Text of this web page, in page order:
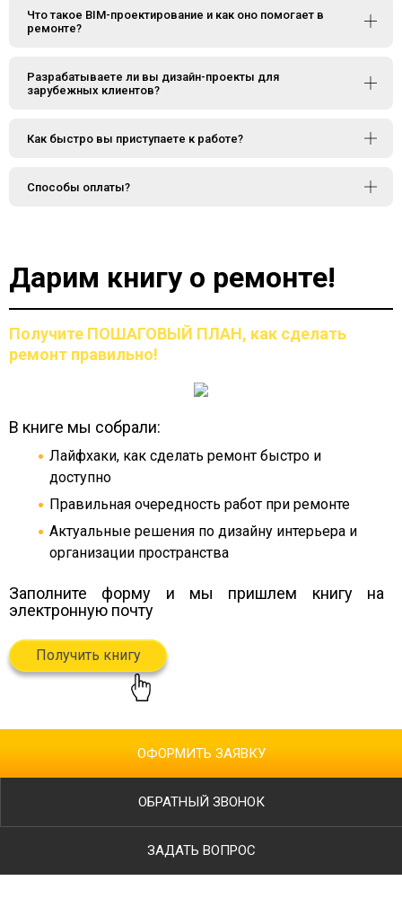
Что такое BIM-проектирование и как оно помогает в
ремонте?
Разрабатываете ли вы дизайн-проекты для
зарубежных клиентов?
Как быстро вы приступаете к работе?
Способы оплаты?
Дарим книгу о ремонте!
Получите ПОШАГОВЫЙ ПЛАН, как сделать
ремонт правильно!
В книге мы собрали:
Лайфхаки, как сделать ремонт быстро и
доступно
Правильная очередность работ при ремонте
Актуальные решения по дизайну интерьера и
организации пространства
Заполните форму и мы пришлем книгу на
электронную почту
Получить книгу
ОФОРМИТЬ ЗАЯВКУ
ОБРАТНЫЙ ЗВОНОК
ЗАДАТЬ ВОПРОС